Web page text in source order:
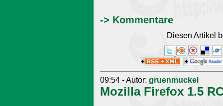
-> Kommentare
Diesen Artikel
09:54 - Autor: gruenmuckel
Mozilla Firefox 1.5